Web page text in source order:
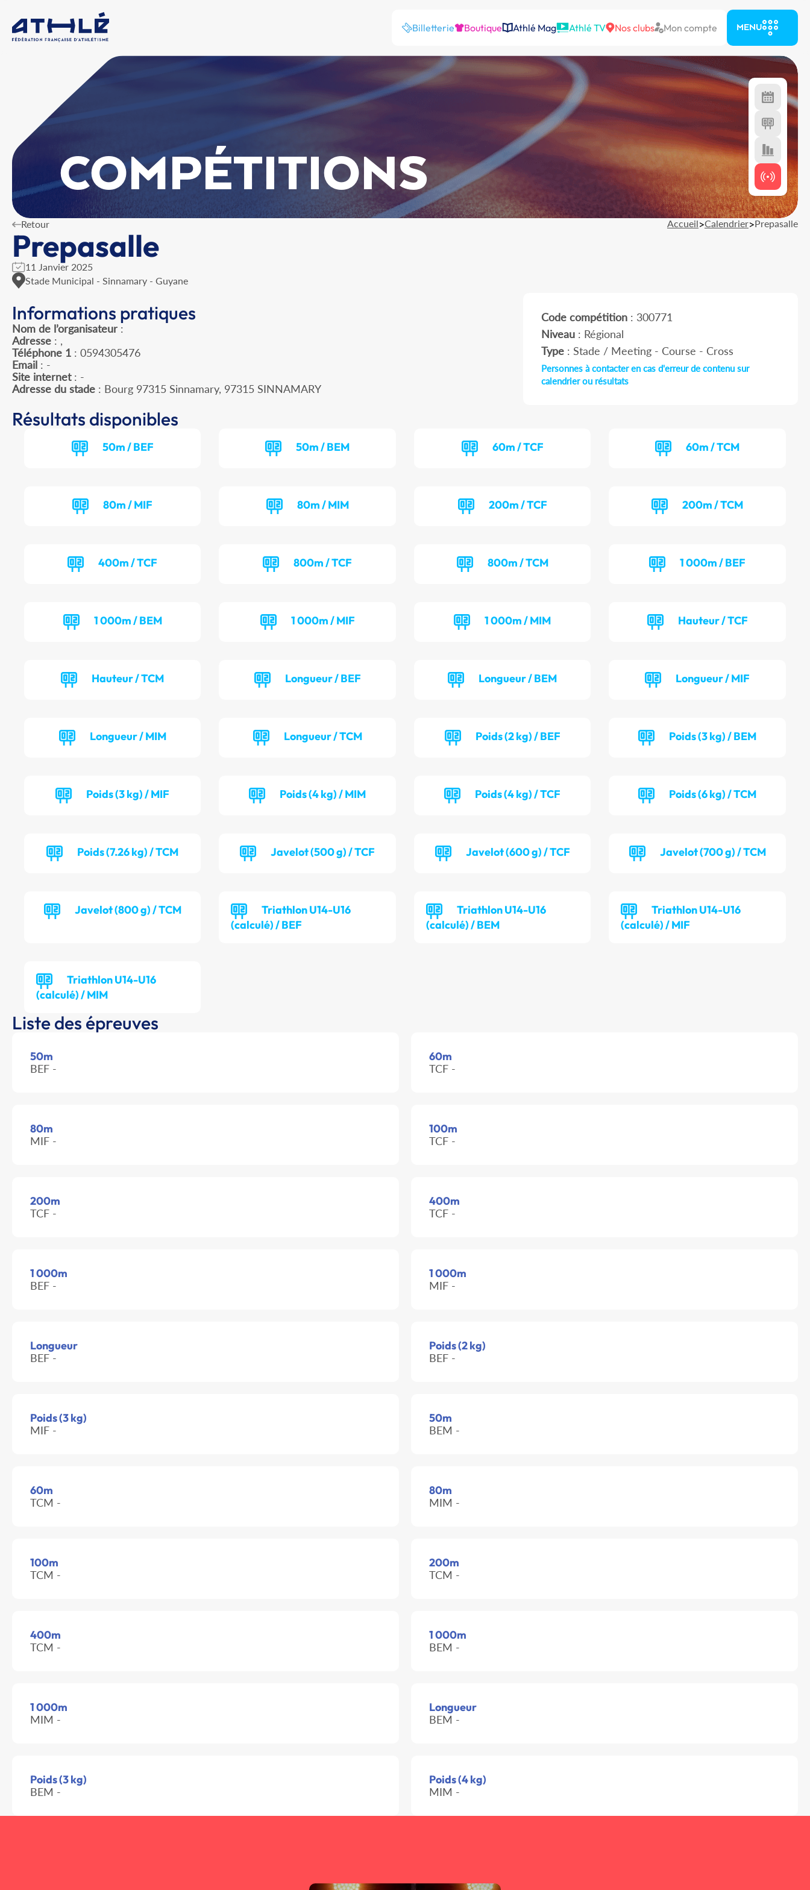
Billetterie Boutique Athlé Mag Athlé TV Nos clubs Mon compte MENU
COMPÉTITIONS
Retour Accueil>Calendrier>Prepasalle
Prepasalle
11 Janvier 2025
Stade Municipal - Sinnamary - Guyane
Informations pratiques
Nom de l’organisateur :
Adresse : ,
Téléphone 1 : 0594305476
Email : -
Site internet: -
Adresse du stade : Bourg 97315 Sinnamary, 97315 SINNAMARY
Code compétition: 300771
Niveau: Régional
Type: Stade / Meeting - Course - Cross
Personnes à contacter en cas d'erreur de contenu sur
calendrier ou résultats
Résultats disponibles
50m / BEF 50m / BEM 60m / TCF 60m / TCM
80m / MIF 80m / MIM 200m / TCF 200m / TCM
400m / TCF 800m / TCF 800m / TCM 1 000m / BEF
1 000m / BEM 1 000m / MIF 1 000m / MIM Hauteur / TCF
Hauteur / TCM Longueur / BEF Longueur / BEM Longueur / MIF
Longueur / MIM Longueur / TCM Poids (2 kg) / BEF Poids (3 kg) / BEM
Poids (3 kg) / MIF Poids (4 kg) / MIM Poids (4 kg) / TCF Poids (6 kg) / TCM
Poids (7.26 kg) / TCM Javelot (500 g) / TCF Javelot (600 g) / TCF Javelot (700 g) / TCM
Javelot (800 g) / TCM
Triathlon U14-U16
(calculé) / BEF
Triathlon U14-U16
(calculé) / BEM
Triathlon U14-U16
(calculé) / MIF
Triathlon U14-U16
(calculé) / MIM
Liste des épreuves
50m
BEF -
60m
TCF -
80m
MIF -
100m
TCF -
200m
TCF -
400m
TCF -
1 000m
BEF -
1 000m
MIF -
Longueur
BEF -
Poids (2 kg)
BEF -
Poids (3 kg)
MIF -
50m
BEM -
60m
TCM -
80m
MIM -
100m
TCM -
200m
TCM -
400m
TCM -
1 000m
BEM -
1 000m
MIM -
Longueur
BEM -
Poids (3 kg)
BEM -
Poids (4 kg)
MIM -